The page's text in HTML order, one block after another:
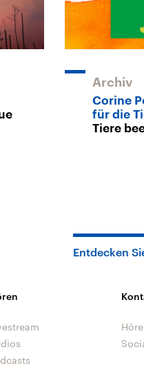
Archiv
Corine
für die
Tiere
Entdecken